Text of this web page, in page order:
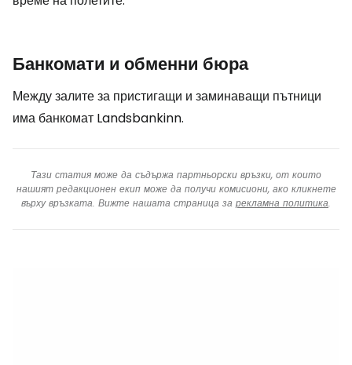
Банкомати и обменни бюра
Между залите за пристигащи и заминаващи пътници
има банкомат Landsbankinn.
Тази статия може да съдържа партньорски връзки, от които
нашият редакционен екип може да получи комисиони, ако кликнете
върху връзката. Вижте нашата страница за рекламна политика.